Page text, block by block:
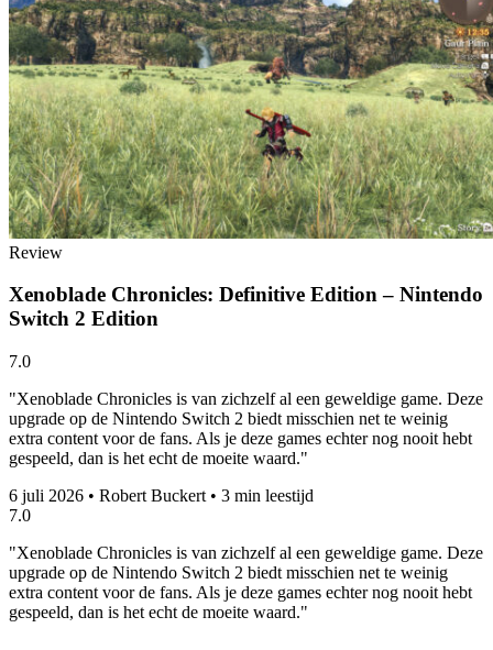
Review
Xenoblade Chronicles: Definitive Edition – Nintendo
Switch 2 Edition
7.0
"Xenoblade Chronicles is van zichzelf al een geweldige game. Deze
upgrade op de Nintendo Switch 2 biedt misschien net te weinig
extra content voor de fans. Als je deze games echter nog nooit hebt
gespeeld, dan is het echt de moeite waard."
6 juli 2026 • Robert Buckert • 3 min leestijd
7.0
"Xenoblade Chronicles is van zichzelf al een geweldige game. Deze
upgrade op de Nintendo Switch 2 biedt misschien net te weinig
extra content voor de fans. Als je deze games echter nog nooit hebt
gespeeld, dan is het echt de moeite waard."